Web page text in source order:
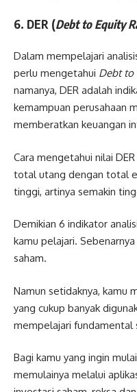
6. DER (Debt to Equity
Dalam mempelajari
perlu mengetahui Debt to
namanya, DER adalah
kemampuan perusahaan
memberatkan keuangan
Cara mengetahui nilai
total utang dengan total
tinggi, artinya semakin
Demikian 6 indikator
kamu pelajari.
saham.
Namun setidaknya, kamu
yang cukup banyak
mempelajari fundamental
Bagi kamu yang ingin
memulainya melalui